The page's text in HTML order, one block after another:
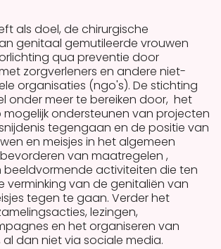
als doel, de chirurgische
genitaal gemutileerde vrouwen
qua preventie door
zorgverleners en andere niet-
organisaties (ngo's). De stichting
onder meer te bereiken door, het
mogelijk ondersteunen van projecten
tegengaan en de positie van
en meisjes in het algemeen
van maatregelen ,
activiteiten die ten
verminking van de genitaliën van
tegen te gaan. Verder het
lezingen,
en het organiseren van
dan niet via sociale media.